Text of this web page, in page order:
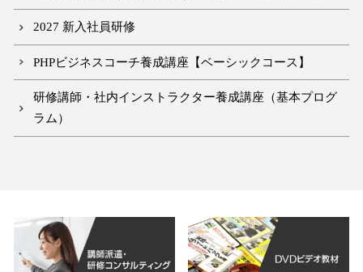
2027 新入社員研修
PHPビジネスコーチ養成講座【ベーシックコース】
研修講師・社内インストラクター養成講座（基本プログ
ラム）